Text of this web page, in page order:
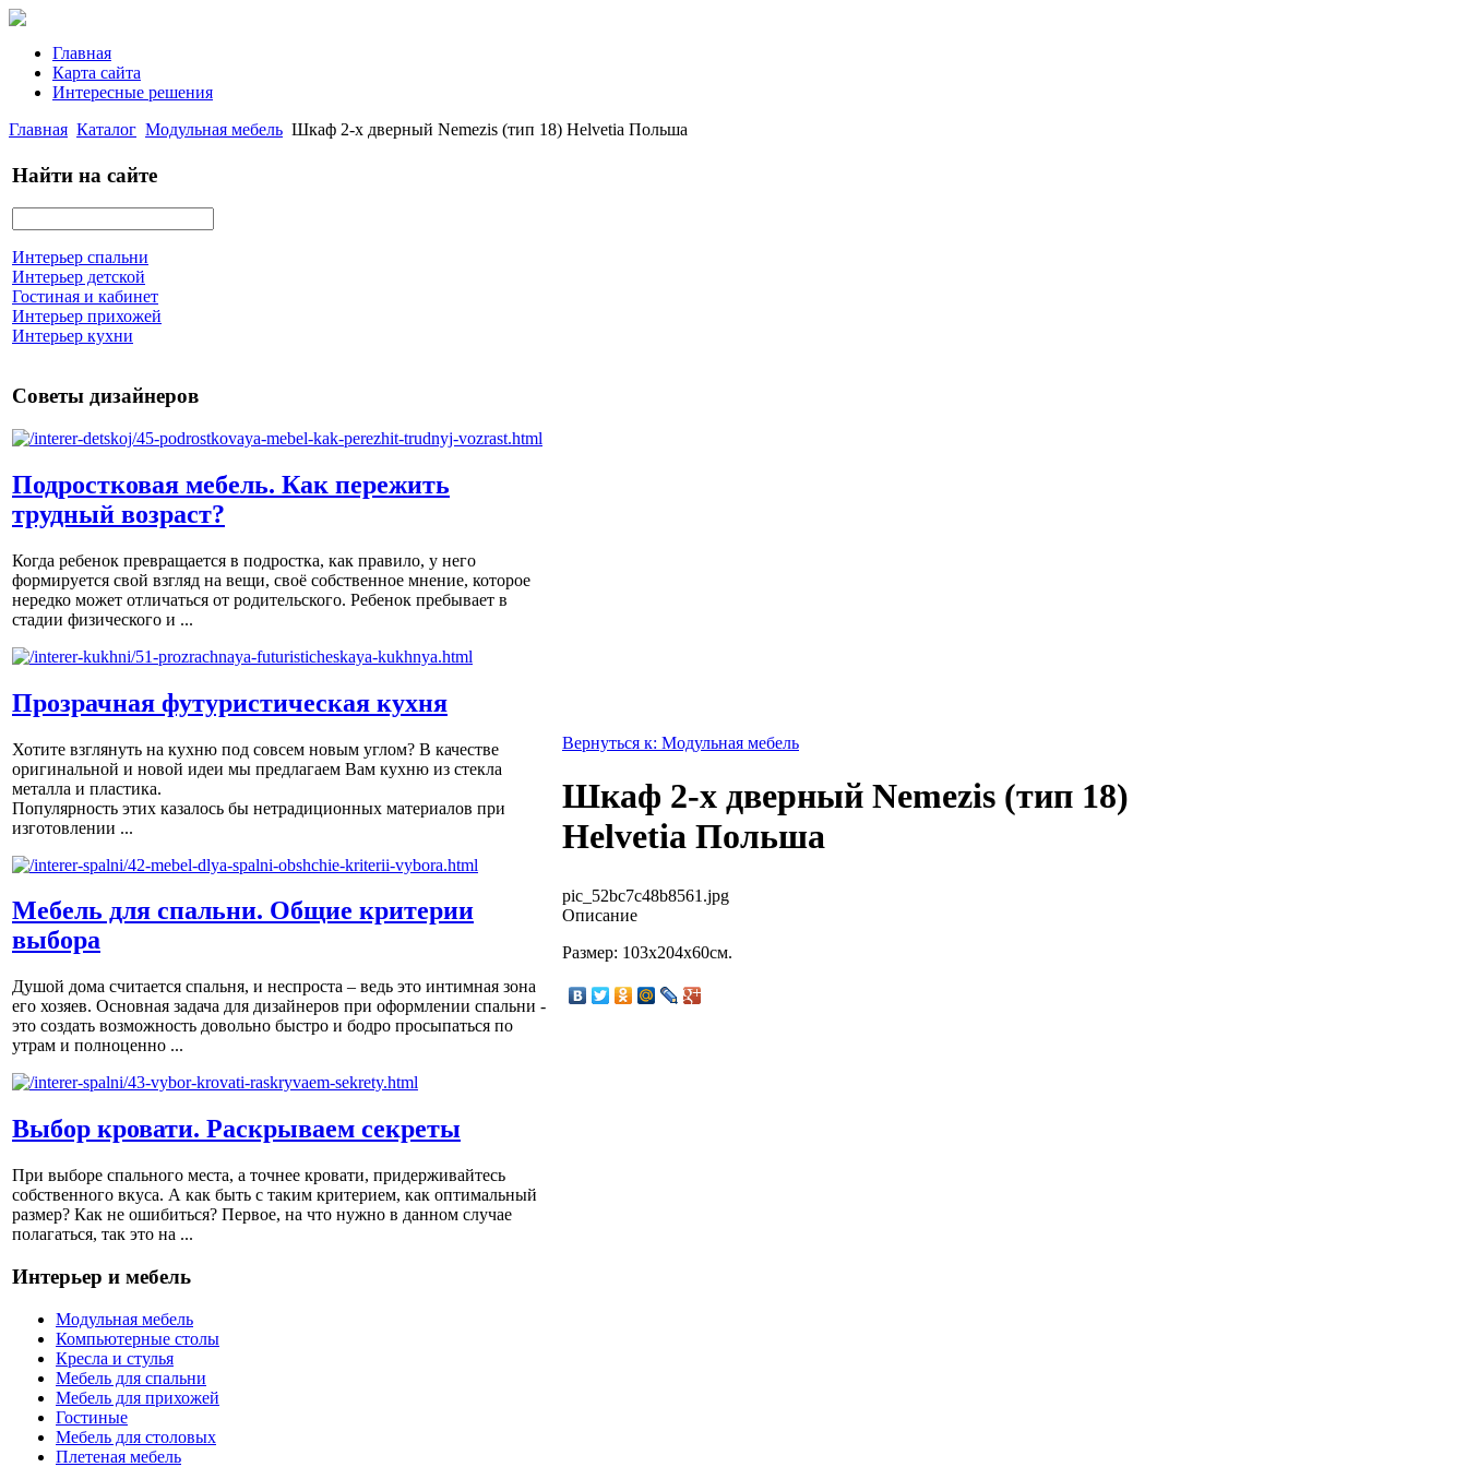
Главная
Карта сайта
Интересные решения
Главная Каталог Модульная мебель Шкаф 2-х дверный Nemezis (тип 18) Helvetia Польша
Найти на сайте
Интерьер спальни
Интерьер детской
Гостиная и кабинет
Интерьер прихожей
Интерьер кухни
Советы дизайнеров
Подростковая мебель. Как пережить
трудный возраст?
Когда ребенок превращается в подростка, как правило, у него
формируется свой взгляд на вещи, своё собственное мнение, которое
нередко может отличаться от родительского. Ребенок пребывает в
стадии физического и ...
Прозрачная футуристическая кухня
Хотите взглянуть на кухню под совсем новым углом? В качестве
оригинальной и новой идеи мы предлагаем Вам кухню из стекла
металла и пластика.
Популярность этих казалось бы нетрадиционных материалов при
изготовлении ...
Мебель для спальни. Общие критерии
выбора
Душой дома считается спальня, и неспроста – ведь это интимная зона
его хозяев. Основная задача для дизайнеров при оформлении спальни -
это создать возможность довольно быстро и бодро просыпаться по
утрам и полноценно ...
Выбор кровати. Раскрываем секреты
При выборе спального места, а точнее кровати, придерживайтесь
собственного вкуса. А как быть с таким критерием, как оптимальный
размер? Как не ошибиться? Первое, на что нужно в данном случае
полагаться, так это на ...
Интерьер и мебель
Модульная мебель
Компьютерные столы
Кресла и стулья
Мебель для спальни
Мебель для прихожей
Гостиные
Мебель для столовых
Плетеная мебель
Вернуться к: Модульная мебель
Шкаф 2-х дверный Nemezis (тип 18)
Helvetia Польша
pic_52bc7c48b8561.jpg
Описание
Размер: 103х204х60см.